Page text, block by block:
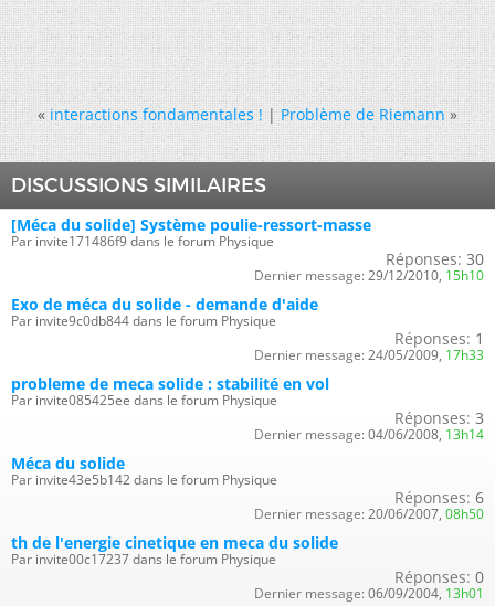
« interactions fondamentales !|Problème de Riemann »
DISCUSSIONS SIMILAIRES
[Méca du solide] Système poulie-ressort-masse
Par invite171486f9 dans le forum Physique
Réponses: 30
Dernier message: 29/12/2010, 15h10
Exo de méca du solide - demande d'aide
Par invite9c0db844 dans le forum Physique
Réponses: 1
Dernier message: 24/05/2009, 17h33
probleme de meca solide : stabilité en vol
Par invite085425ee dans le forum Physique
Réponses: 3
Dernier message: 04/06/2008, 13h14
Méca du solide
Par invite43e5b142 dans le forum Physique
Réponses: 6
Dernier message: 20/06/2007, 08h50
th de l'energie cinetique en meca du solide
Par invite00c17237 dans le forum Physique
Réponses: 0
Dernier message: 06/09/2004, 13h01